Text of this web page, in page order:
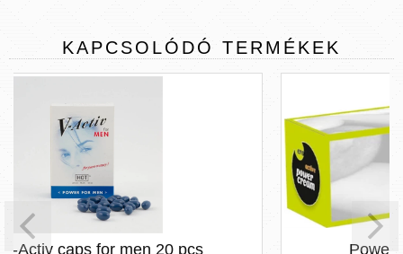
KAPCSOLÓDÓ TERMÉKEK
20 pcs Power cream active men